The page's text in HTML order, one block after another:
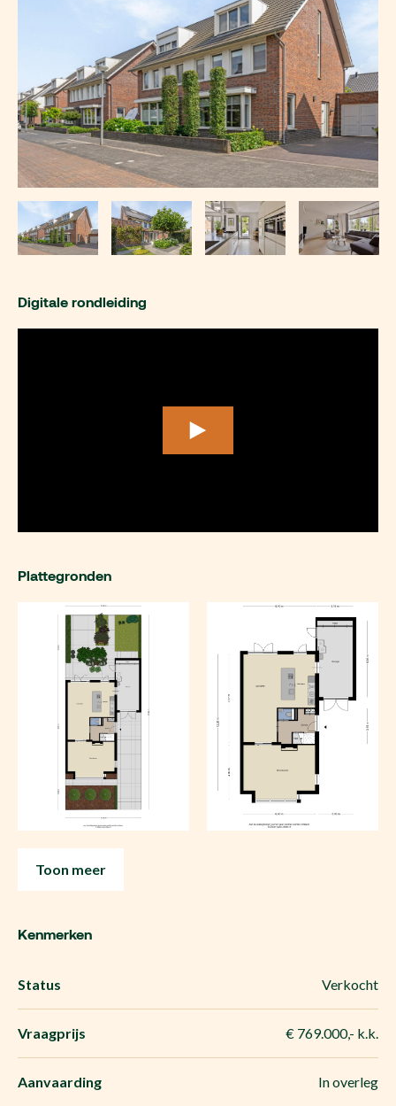
Digitale rondleiding
Plattegronden
Toon meer
Kenmerken
Status Verkocht
Vraagprijs € 769.000,- k.k.
Aanvaarding In overleg